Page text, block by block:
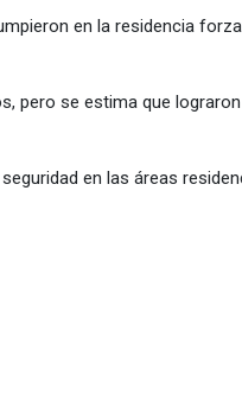
en la residencia
se estima que
en las áreas